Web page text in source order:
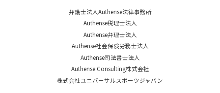
弁護士法人Authense法律事務所
Authense税理士法人
Authense弁理士法人
Authense社会保険労務士法人
Authense司法書士法人
Authense Consulting株式会社
株式会社ユニバーサルスポーツジャパン